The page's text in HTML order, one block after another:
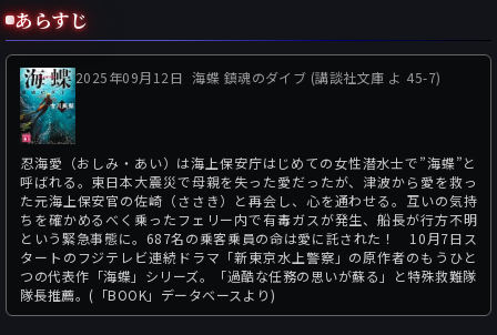
あらすじ
2025年09月12日 海蝶 鎮魂のダイブ (講談社文庫 よ 45-7)
忍海愛（おしみ・あい）は海上保安庁はじめての女性潜水士で”海蝶”と
呼ばれる。東日本大震災で母親を失った愛だったが、津波から愛を救っ
た元海上保安官の佐崎（ささき）と再会し、心を通わせる。互いの気持
ちを確かめるべく乗ったフェリー内で有毒ガスが発生、船長が行方不明
という緊急事態に。687名の乗客乗員の命は愛に託された！ 10月7日ス
タートのフジテレビ連続ドラマ「新東京水上警察」の原作者のもうひと
つの代表作「海蝶」シリーズ。「過酷な任務の思いが蘇る」と特殊救難隊
隊長推薦。(「BOOK」データベースより)